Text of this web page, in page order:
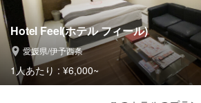
Hotel Feel(ホテル フィール)
愛媛県/伊予西条
1人あたり : ¥6,000~